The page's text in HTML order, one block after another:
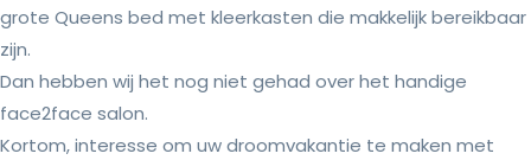
grote Queens bed met kleerkasten die makkelijk bereikbaar
zijn.
Dan hebben wij het nog niet gehad over het handige
face2face salon.
Kortom, interesse om uw droomvakantie te maken met